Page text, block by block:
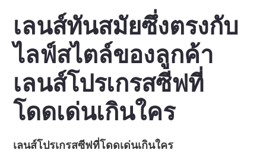
เลนส์ทันสมัยซึ่งตรงกับ
ไลฟ์สไตล์ของลูกค้า
เลนส์โปรเกรสซีฟที่
โดดเด่นเกินใคร
เลนส์โปรเกรสซีฟที่โดดเด่นเกินใคร